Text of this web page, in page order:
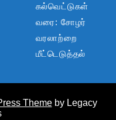
கல்வெட்டுகள்
வரை: சோழர்
வரலாற்றை
மீட்டெடுத்தல்
Themeby Legacy